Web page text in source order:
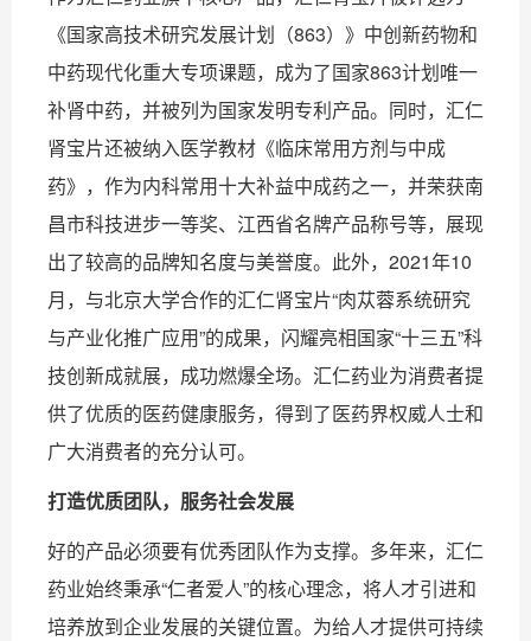
《国家高技术研究发展计划（863）》中创新药物和
中药现代化重大专项课题，成为了国家863计划唯一
补肾中药，并被列为国家发明专利产品。同时，汇仁
肾宝片还被纳入医学教材《临床常用方剂与中成
药》，作为内科常用十大补益中成药之一，并荣获南
昌市科技进步一等奖、江西省名牌产品称号等，展现
出了较高的品牌知名度与美誉度。此外，2021年10
月，与北京大学合作的汇仁肾宝片“肉苁蓉系统研究
与产业化推广应用”的成果，闪耀亮相国家“十三五”科
技创新成就展，成功燃爆全场。汇仁药业为消费者提
供了优质的医药健康服务，得到了医药界权威人士和
广大消费者的充分认可。
打造优质团队，服务社会发展
好的产品必须要有优秀团队作为支撑。多年来，汇仁
药业始终秉承“仁者爱人”的核心理念，将人才引进和
培养放到企业发展的关键位置。为给人才提供可持续